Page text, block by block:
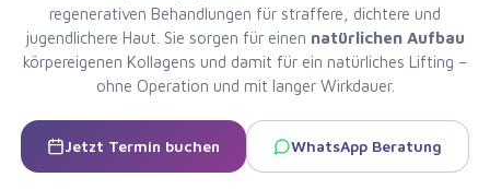
regenerativen Behandlungen für straffere, dichtere und
jugendlichere Haut. Sie sorgen für einen natürlichen Aufbau
körpereigenen Kollagens und damit für ein natürliches Lifting –
ohne Operation und mit langer Wirkdauer.
Jetzt Termin buchen WhatsApp Beratung